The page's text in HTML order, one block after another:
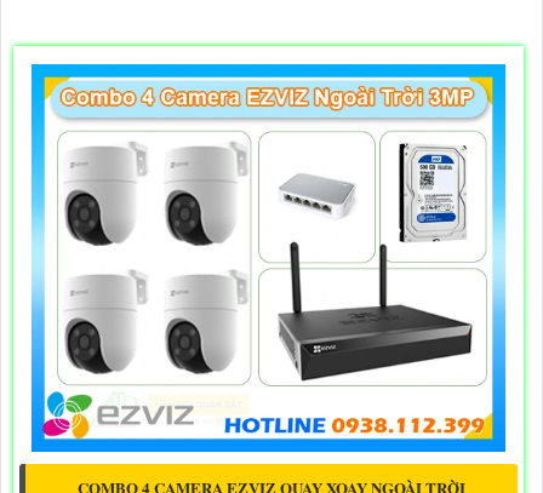
COMBO 4 CAMERA EZVIZ QUAY XOAY NGOÀI TRỜI